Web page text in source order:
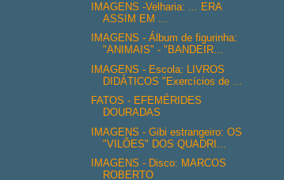
IMAGENS -Velharia: ... ERA
ASSIM EM ...
IMAGENS - Álbum de figurinha:
"ANIMAIS" - "BANDEIR...
IMAGENS - Escola: LIVROS
DIDÁTICOS "Exercícios de ...
FATOS - EFEMÉRIDES
DOURADAS
IMAGENS - Gibi estrangeiro: OS
"VILÕES" DOS QUADRI...
IMAGENS - Disco: MARCOS
ROBERTO